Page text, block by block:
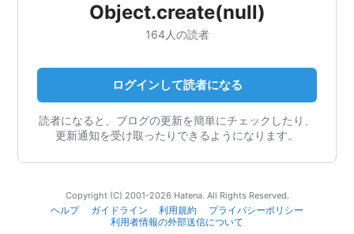
Object.create(null)
164人の読者
ログインして読者になる
読者になると、ブログの更新を簡単にチェックしたり、
更新通知を受け取ったりできるようになります。
Copyright (C) 2001-2026 Hatena. All Rights Reserved.
ヘルプ
ガイドライン 利用規約
プライバシーポリシー
利用者情報の外部送信について